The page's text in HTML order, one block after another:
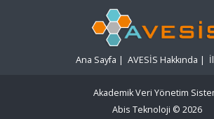
Ana Sayfa | AVESİS Hakkında |
Akademik Veri Yönetim
Abis Teknoloji © 2026